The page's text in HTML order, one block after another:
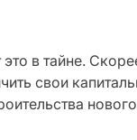
в тайне.
свои